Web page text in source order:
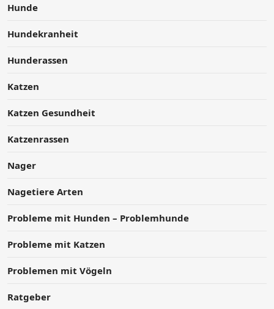
Hunde
Hundekranheit
Hunderassen
Katzen
Katzen Gesundheit
Katzenrassen
Nager
Nagetiere Arten
Probleme mit Hunden – Problemhunde
Probleme mit Katzen
Problemen mit Vögeln
Ratgeber